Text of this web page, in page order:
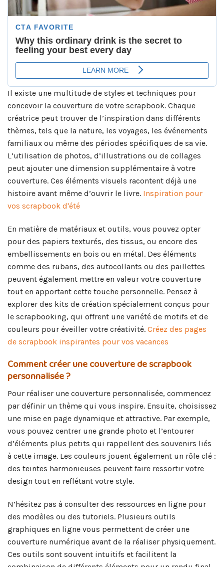
Il existe une multitude de styles et techniques pour
concevoir la couverture de votre scrapbook. Chaque
créatrice peut trouver de l’inspiration dans différents
thèmes, tels que la nature, les voyages, les événements
familiaux ou même des périodes spécifiques de sa vie.
L’utilisation de photos, d’illustrations ou de collages
peut ajouter une dimension supplémentaire à votre
couverture. Ces éléments visuels racontent déjà une
histoire avant même d’ouvrir le livre. Inspiration pour
vos scrapbook d'été
En matière de matériaux et outils, vous pouvez opter
pour des papiers texturés, des tissus, ou encore des
embellissements en bois ou en métal. Des éléments
comme des rubans, des autocollants ou des paillettes
peuvent également mettre en valeur votre couverture
tout en apportant cette touche personnelle. Pensez à
explorer des kits de création spécialement conçus pour
le scrapbooking, qui offrent une variété de motifs et de
couleurs pour éveiller votre créativité. Créez des pages
de scrapbook inspirantes pour vos vacances
Comment créer une couverture de scrapbook
personnalisée ?
Pour réaliser une couverture personnalisée, commencez
par définir un thème qui vous inspire. Ensuite, choisissez
une mise en page dynamique et attractive. Par exemple,
vous pouvez centrer une grande photo et l’entourer
d’éléments plus petits qui rappellent des souvenirs liés
à cette image. Les couleurs jouent également un rôle clé :
des teintes harmonieuses peuvent faire ressortir votre
design tout en reflétant votre style.
N’hésitez pas à consulter des ressources en ligne pour
des modèles ou des tutoriels. Plusieurs outils
graphiques en ligne vous permettent de créer une
couverture numérique avant de la réaliser physiquement.
Ces outils sont souvent intuitifs et facilitent la